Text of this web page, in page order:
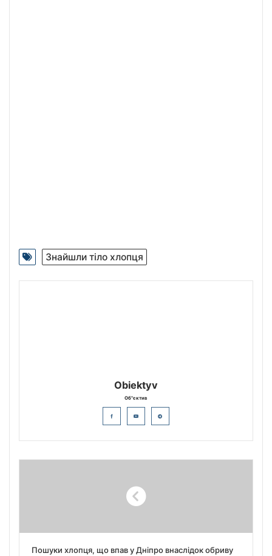
Знайшли тіло хлопця
Obiektyv
Об"єктив
Пошуки хлопця, що впав у Дніпро внаслідок обриву